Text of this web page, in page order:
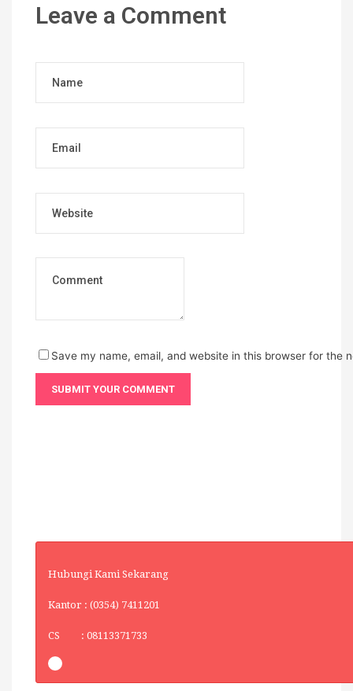
Leave a Comment
Save my name, email, and website in this browser for the
Hubungi Kami Sekarang
Kantor : (0354) 7411201
CS : 08113371733